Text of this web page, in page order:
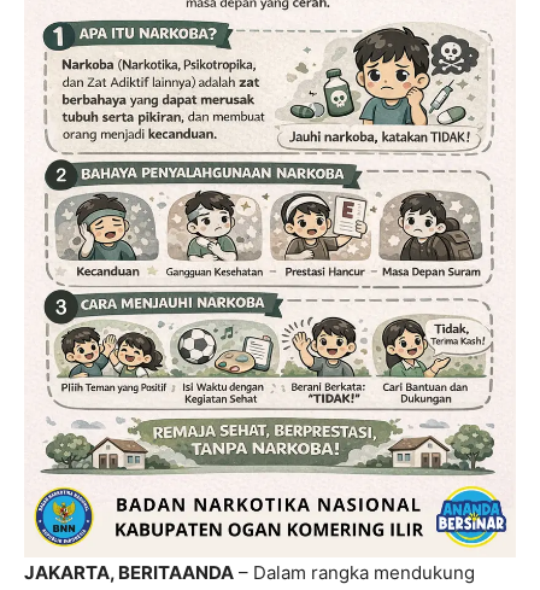
JAKARTA, BERITAANDA – Dalam rangka mendukung